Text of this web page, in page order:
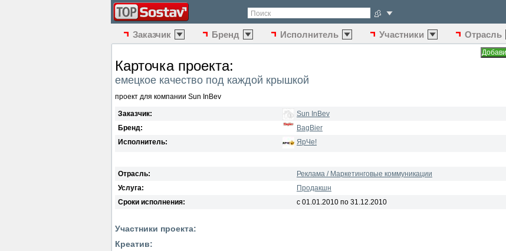
Поиск
Заказчик Бренд Исполнитель Участники Отрасль
Карточка проекта:
емецкое качество под каждой крышкой
проект для компании Sun InBev
Заказчик:
Sun InBev
Бренд:
BagBier
Исполнитель:
ЯрЧе!
Отрасль:
Реклама / Маркетинговые коммуникации
Услуга:
Продакшн
Сроки исполнения:
с 01.01.2010 по 31.12.2010
Участники проекта:
Креатив: